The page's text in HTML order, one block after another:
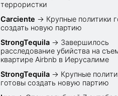
террористки
Carciente → Крупные политики
создать новую партию
StrongTequila → Завершилось
расследование убийства на
квартире Airbnb в Иерусалиме
StrongTequila → Крупные
готовы создать новую партию